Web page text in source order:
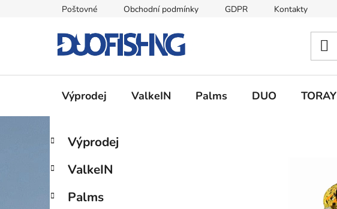
Poštovné Obchodní podmínky GDPR Kontakty
Výprodej ValkeIN Palms DUO TORAY
P
s
r
Přeskočit
kategorie
K
a
e
o
Výprodej
ValkeIN
Palms